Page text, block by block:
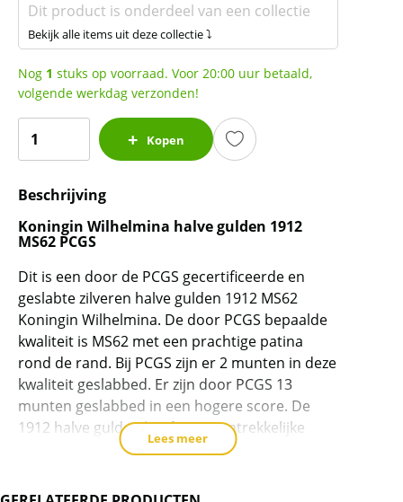
Dit product is onderdeel van een collectie
Bekijk alle items uit deze collectie ⤵
Nog 1 stuks op voorraad. Voor 20:00 uur betaald,
volgende werkdag verzonden!
Wilhelmina
gulden
1912
MS62
(Pop
2/13)
aantal
Kopen
Beschrijving
Koningin Wilhelmina halve gulden 1912
MS62 PCGS
Dit is een door de PCGS gecertificeerde en
geslabte zilveren halve gulden 1912 MS62
Koningin Wilhelmina. De door PCGS bepaalde
kwaliteit is MS62 met een prachtige patina
rond de rand. Bij PCGS zijn er 2 munten in deze
kwaliteit geslabbed. Er zijn door PCGS 13
munten geslabbed in een hogere score. De
1912 halve gulden heeft een aantrekkelijke
patina. Hoe groter de munt hoe lastiger in een
de halve guldensen trek uw eigen conclusie!
Lees meer